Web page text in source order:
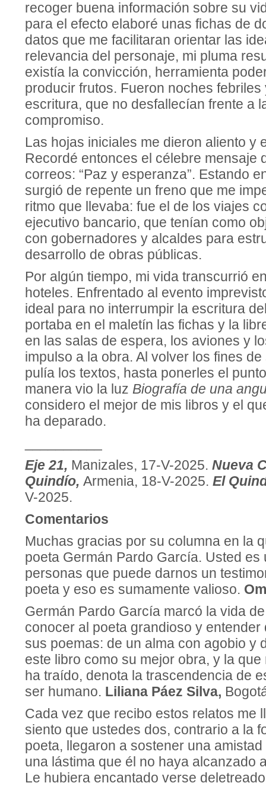
recoger buena información sobre su
para el efecto elaboré unas fichas de
datos que me facilitaran orientar las
relevancia del personaje, mi pluma
existía la convicción, herramienta
producir frutos. Fueron noches
escritura, que no desfallecían frente a
compromiso.
Las hojas iniciales me dieron aliento y
Recordé entonces el célebre mensaje
correos: “Paz y esperanza”. Estando
surgió de repente un freno que me
ritmo que llevaba: fue el de los viajes
ejecutivo bancario, que tenían como
con gobernadores y alcaldes para
desarrollo de obras públicas.
Por algún tiempo, mi vida transcurrió
hoteles. Enfrentado al evento
ideal para no interrumpir la escritura
portaba en el maletín las fichas y la
en las salas de espera, los aviones y
impulso a la obra. Al volver los fines
pulía los textos, hasta ponerles el
manera vio la luz Biografía de una
considero el mejor de mis libros y el
ha deparado.
Eje 21, Manizales, 17-V-2025. Nueva
Quindío, Armenia, 18-V-2025. El
V-2025.
Comentarios
Muchas gracias por su columna en la
poeta Germán Pardo García. Usted es
personas que puede darnos un
poeta y eso es sumamente valioso.
Germán Pardo García marcó la vida
conocer al poeta grandioso y entender
sus poemas: de un alma con agobio y
este libro como su mejor obra, y la
ha traído, denota la trascendencia de
ser humano. Liliana Páez Silva,
Cada vez que recibo estos relatos me
siento que ustedes dos, contrario a la
poeta, llegaron a sostener una
una lástima que él no haya alcanzado
Le hubiera encantado verse